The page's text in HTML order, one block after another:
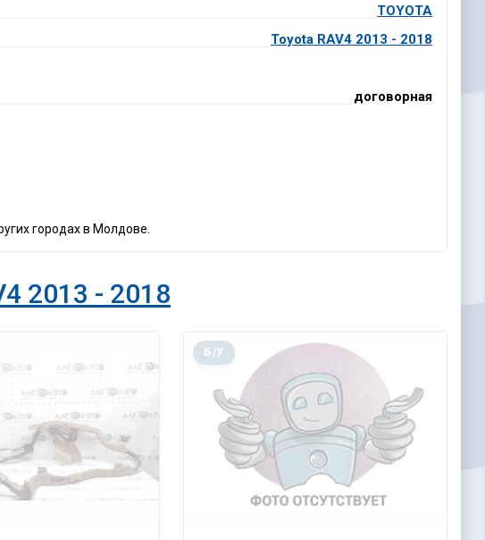
TOYOTA
Toyota RAV4 2013 - 2018
договорная
городах в Молдове.
2013 - 2018
Б/У